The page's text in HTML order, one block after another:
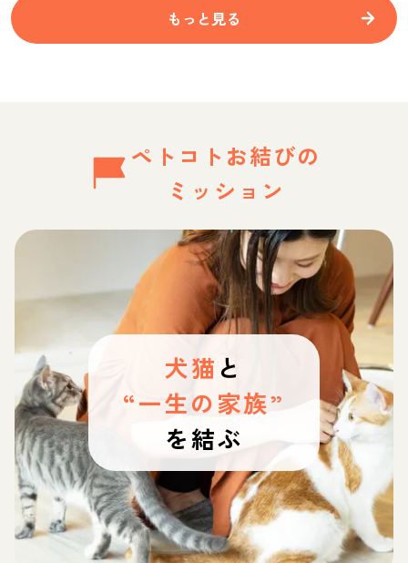
もっと見る
ペトコトお結びの
ミッション
犬猫 と
“一生の家族”
を結ぶ